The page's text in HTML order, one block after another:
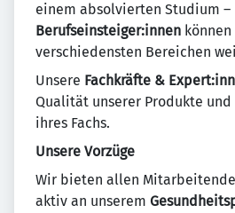
einem absolvierten Studium –
Berufseinsteiger:innen
verschiedensten Bereichen
Unsere Fachkräfte &
Qualität unserer Produkte und
ihres Fachs.
Unsere Vorzüge
Wir bieten allen
aktiv an unserem